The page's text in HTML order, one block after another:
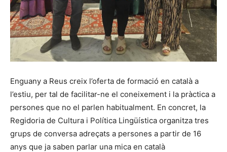
Enguany a Reus creix l’oferta de formació en català a
l’estiu, per tal de facilitar-ne el coneixement i la pràctica a
persones que no el parlen habitualment. En concret, la
Regidoria de Cultura i Política Lingüística organitza tres
grups de conversa adreçats a persones a partir de 16
anys que ja saben parlar una mica en català